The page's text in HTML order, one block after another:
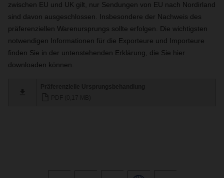
zwischen EU und UK gilt, nur Sendungen von EU nach Nordirland
sind davon ausgeschlossen. Insbesondere der Nachweis des
präferenziellen Warenursprungs sollte erfolgen. Die wichtigsten
notwendigen Informationen für die Exporteure und Importeure
finden Sie in der untenstehenden Erklärung, die Sie hier
downloaden können.